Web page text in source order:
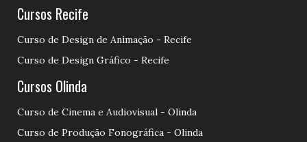
Cursos Recife
Curso de Design de Animação - Recife
Curso de Design Gráfico - Recife
Cursos Olinda
Curso de Cinema e Audiovisual - Olinda
Curso de Produção Fonográfica - Olinda